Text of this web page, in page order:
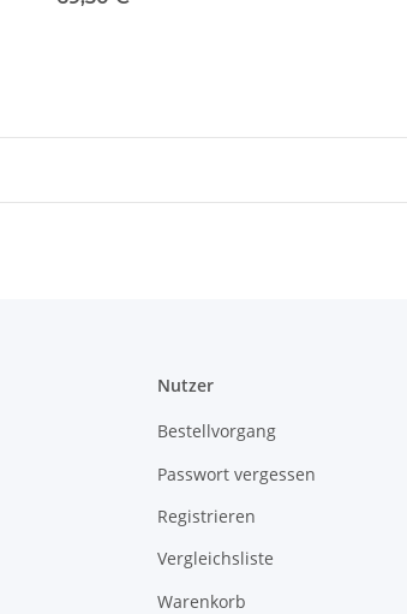
Nutzer
Bestellvorgang
Passwort vergessen
Registrieren
Vergleichsliste
Warenkorb